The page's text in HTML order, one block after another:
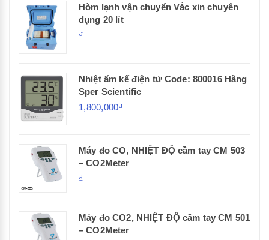
Hòm lạnh vận chuyển Vắc xin chuyên
dụng 20 lít
₫
Nhiệt ẩm kế điện tử Code: 800016 Hãng
Sper Scientific
1,800,000₫
Máy đo CO, NHIỆT ĐỘ cầm tay CM 503
– CO2Meter
₫
Máy đo CO2, NHIỆT ĐỘ cầm tay CM 501
– CO2Meter